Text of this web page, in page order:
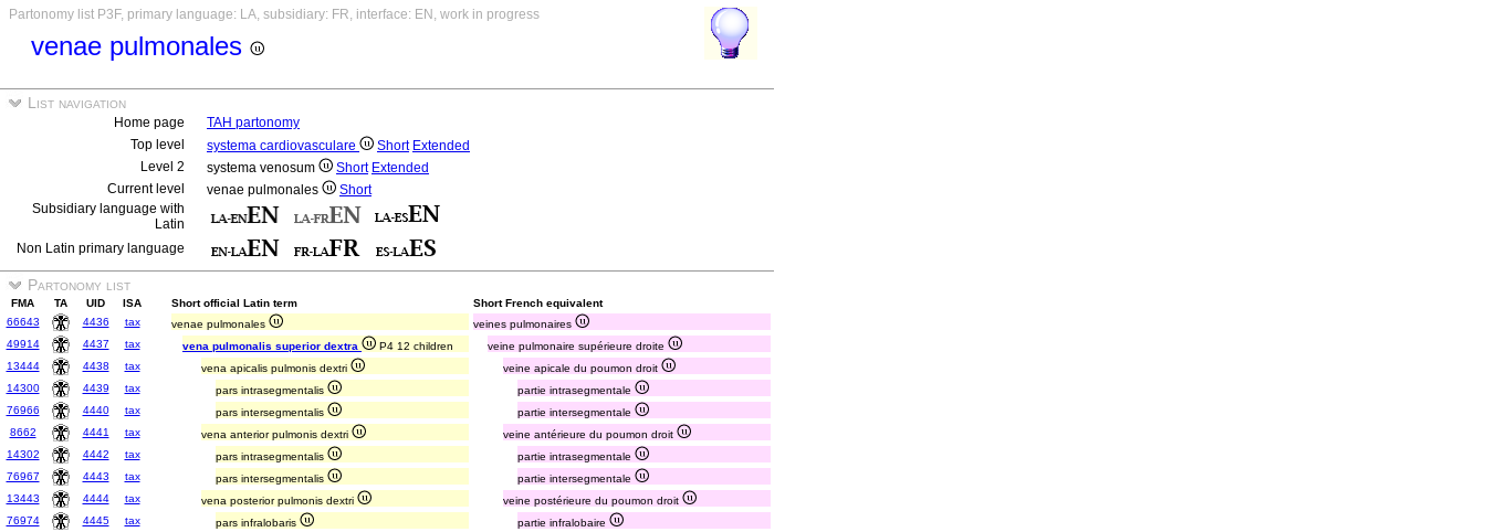
Partonomy list P3F, primary language: LA, subsidiary: FR, interface: EN, work in progress
venae pulmonales
List navigation
Home page
TAH partonomy
Top level
systema cardiovasculare Short Extended
Level 2
systema venosum Short Extended
Current level
venae pulmonales
Short
Subsidiary language with
Latin
Non Latin primary language
Partonomy list
FMA TA UID ISA Short official Latin term
Short French equivalent
66643
4436 tax venae pulmonales
veines pulmonaires
49914
4437 tax vena pulmonalis superior dextra P4 12 children
veine pulmonaire supérieure droite
13444
4438 tax vena apicalis pulmonis dextri
veine apicale du poumon droit
14300
4439 tax pars intrasegmentalis
partie intrasegmentale
76966
4440 tax pars intersegmentalis
partie intersegmentale
8662
4441 tax vena anterior pulmonis dextri
veine antérieure du poumon droit
14302
4442 tax pars intrasegmentalis
partie intrasegmentale
76967
4443 tax pars intersegmentalis
partie intersegmentale
13443
4444 tax vena posterior pulmonis dextri
veine postérieure du poumon droit
76974
4445 tax pars infralobaris
partie infralobaire